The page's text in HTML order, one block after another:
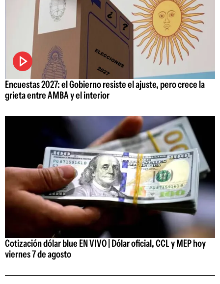
Encuestas 2027: el Gobierno resiste el ajuste, pero crece la
grieta entre AMBA y el interior
Cotización dólar blue EN VIVO | Dólar oficial, CCL y MEP hoy
viernes 7 de agosto